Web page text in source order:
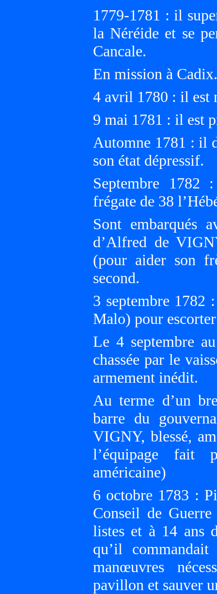
1779-1781 : il
la Néréide et se
Cancale.
En mission à Cadix.
4 avril 1780 : il est
9 mai 1781 : il est
Automne 1781 : il
son état dépressif.
Septembre 1782
frégate de 38
Sont embarqués
d’Alfred de
(pour aider son
second.
3 septembre 1782
Malo) pour
Le 4 septembre
chassée par le
armement inédit.
Au terme d’un
barre du
VIGNY, blessé,
l’équipage fait
américaine)
6 octobre 1783 :
Conseil de
listes et à 14 ans
qu’il
manœuvres
pavillon et sauver